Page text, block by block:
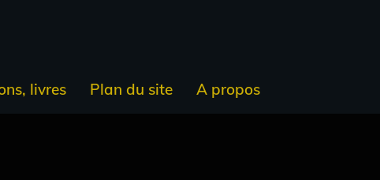
livres Plan du site A propos